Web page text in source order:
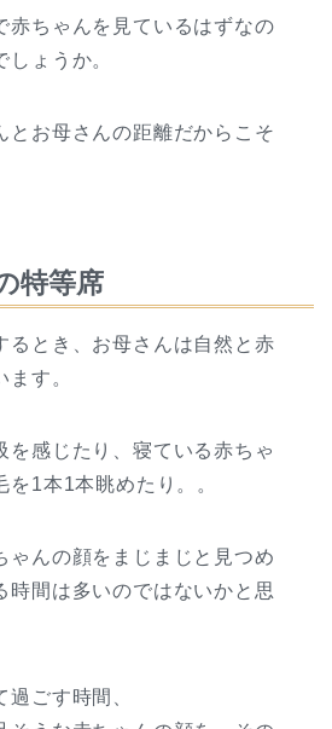
赤ちゃんを見ているはずなの
ょうか。
とお母さんの距離だからこそ
特等席
るとき、お母さんは自然と赤
す。
を感じたり、寝ている赤ちゃ
を1本1本眺めたり。。
ゃんの顔をまじまじと見つめ
時間は多いのではないかと思
ごす時間、